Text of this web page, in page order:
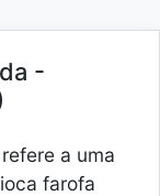
-
a uma
farofa